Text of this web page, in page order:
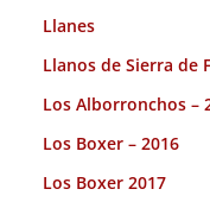
Llanes
Llanos de Sierra de
Los Alborronchos –
Los Boxer – 2016
Los Boxer 2017